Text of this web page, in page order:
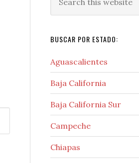
this
BUSCAR POR ESTADO:
Aguascalientes
Baja California
Baja California Sur
Campeche
Chiapas